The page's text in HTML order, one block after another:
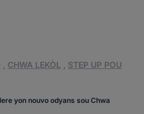
CHWA LEKÒL
STEP UP POU
yon nouvo odyans sou Chwa